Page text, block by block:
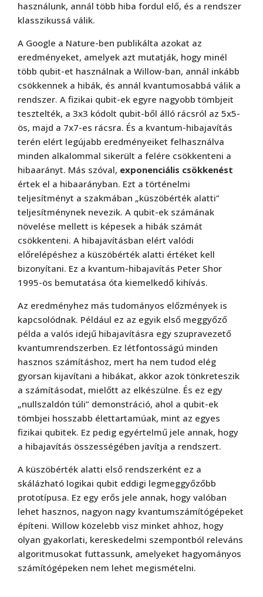
használunk, annál több hiba fordul elő, és a rendszer
klasszikussá válik.
A Google a Nature-ben publikálta azokat az
eredményeket, amelyek azt mutatják, hogy minél
több qubit-et használnak a Willow-ban, annál inkább
csökkennek a hibák, és annál kvantumosabbá válik a
rendszer. A fizikai qubit-ek egyre nagyobb tömbjeit
tesztelték, a 3x3 kódolt qubit-ből álló rácsról az 5x5-
ös, majd a 7x7-es rácsra. És a kvantum-hibajavítás
terén elért legújabb eredményeiket felhasználva
minden alkalommal sikerült a felére csökkenteni a
hibaarányt. Más szóval, exponenciális csökkenést
értek el a hibaarányban. Ezt a történelmi
teljesítményt a szakmában „küszöbérték alatti”
teljesítménynek nevezik. A qubit-ek számának
növelése mellett is képesek a hibák számát
csökkenteni. A hibajavításban elért valódi
előrelépéshez a küszöbérték alatti értéket kell
bizonyítani. Ez a kvantum-hibajavítás Peter Shor
1995-ös bemutatása óta kiemelkedő kihívás.
Az eredményhez más tudományos előzmények is
kapcsolódnak. Például ez az egyik első meggyőző
példa a valós idejű hibajavításra egy szupravezető
kvantumrendszerben. Ez létfontosságú minden
hasznos számításhoz, mert ha nem tudod elég
gyorsan kijavítani a hibákat, akkor azok tönkreteszik
a számításodat, mielőtt az elkészülne. És ez egy
„nullszaldón túli” demonstráció, ahol a qubit-ek
tömbjei hosszabb élettartamúak, mint az egyes
fizikai qubitek. Ez pedig egyértelmű jele annak, hogy
a hibajavítás összességében javítja a rendszert.
A küszöbérték alatti első rendszerként ez a
skálázható logikai qubit eddigi legmeggyőzőbb
prototípusa. Ez egy erős jele annak, hogy valóban
lehet hasznos, nagyon nagy kvantumszámítógépeket
építeni. Willow közelebb visz minket ahhoz, hogy
olyan gyakorlati, kereskedelmi szempontból releváns
algoritmusokat futtassunk, amelyeket hagyományos
számítógépeken nem lehet megismételni.